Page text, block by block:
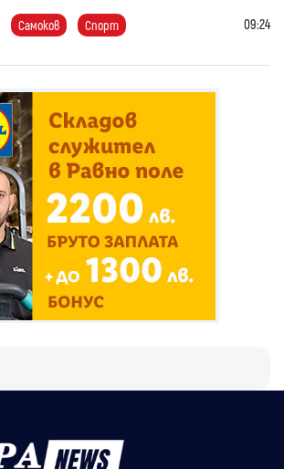
Самоков Спорт 09:24